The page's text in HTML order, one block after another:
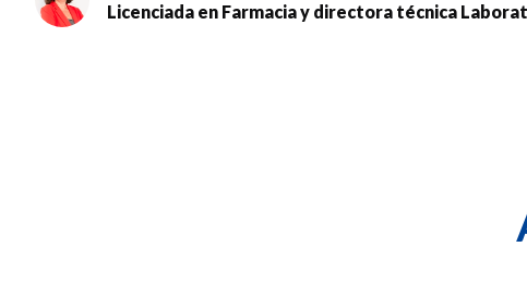
Licenciada en Farmacia y directora técnica